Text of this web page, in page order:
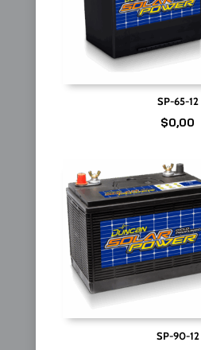
SP-65-12
$0,00
SP-90-12